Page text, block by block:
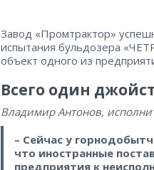
Завод «Промтрактор»
испытания бульдозера
объект одного из
Всего один
Владимир Антонов,
– Сейчас у
что иностранные
предприятия к